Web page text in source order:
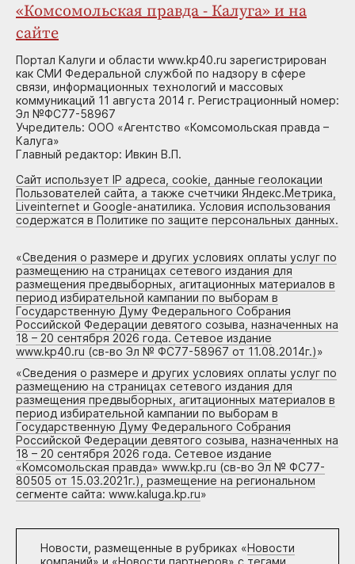
«Комсомольская правда - Калуга» и на
сайте
Портал Калуги и области www.kp40.ru зарегистрирован
как СМИ Федеральной службой по надзору в сфере
связи, информационных технологий и массовых
коммуникаций 11 августа 2014 г. Регистрационный номер:
Эл №ФС77-58967
Учредитель: ООО «Агентство «Комсомольская правда –
Калуга»
Главный редактор: Ивкин В.П.
Сайт использует IP адреса, cookie, данные геолокации
Пользователей сайта, а также счетчики Яндекс.Метрика,
Liveinternet и Google-анатилика. Условия использования
содержатся в Политике по защите персональных данных.
«Сведения о размере и других условиях оплаты услуг по
размещению на страницах сетевого издания для
размещения предвыборных, агитационных материалов в
период избирательной кампании по выборам в
Государственную Думу Федерального Собрания
Российской Федерации девятого созыва, назначенных на
18 – 20 сентября 2026 года. Сетевое издание
www.kp40.ru (св-во Эл № ФС77-58967 от 11.08.2014г.)»
«Сведения о размере и других условиях оплаты услуг по
размещению на страницах сетевого издания для
размещения предвыборных, агитационных материалов в
период избирательной кампании по выборам в
Государственную Думу Федерального Собрания
Российской Федерации девятого созыва, назначенных на
18 – 20 сентября 2026 года. Сетевое издание
«Комсомольская правда» www.kp.ru (св-во Эл № ФС77-
80505 от 15.03.2021г.), размещение на региональном
сегменте сайта: www.kaluga.kp.ru»
Новости, размещенные в рубриках «Новости
компаний» и «Новости партнеров» с тегами